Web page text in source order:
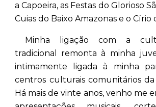
a Capoeira, as Festas do Glorioso
Cuias do Baixo Amazonas e o Círio
Minha ligação com a
tradicional remonta à minha
intimamente ligada à minha
centros culturais comunitários
Há mais de vinte anos, venho me